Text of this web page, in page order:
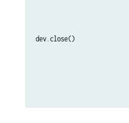
dev.close()